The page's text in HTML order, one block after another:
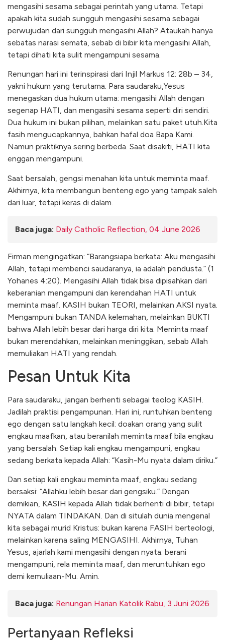
mengasihi sesama sebagai perintah yang utama. Tetapi
apakah kita sudah sungguh mengasihi sesama sebagai
perwujudan dari sungguh mengasihi Allah? Ataukah hanya
sebatas narasi semata, sebab di bibir kita mengasihi Allah,
tetapi dihati kita sulit mengampuni sesama.
Renungan hari ini terinspirasi dari Injil Markus 12: 28b – 34,
yakni hukum yang terutama. Para saudaraku,Yesus
menegaskan dua hukum utama: mengasihi Allah dengan
segenap HATI, dan mengasihi sesama seperti diri sendiri.
Dua hukum ini bukan pilihan, melainkan satu paket utuh.Kita
fasih mengucapkannya, bahkan hafal doa Bapa Kami.
Namun praktiknya sering berbeda. Saat disakiti, HATI kita
enggan mengampuni.
Saat bersalah, gengsi menahan kita untuk meminta maaf.
Akhirnya, kita membangun benteng ego yang tampak saleh
dari luar, tetapi keras di dalam.
Baca juga: Daily Catholic Reflection, 04 June 2026
Firman mengingatkan: “Barangsiapa berkata: Aku mengasihi
Allah, tetapi membenci saudaranya, ia adalah pendusta.” (1
Yohanes 4:20). Mengasihi Allah tidak bisa dipisahkan dari
keberanian mengampuni dan kerendahan HATI untuk
meminta maaf. KASIH bukan TEORI, melainkan AKSI nyata.
Mengampuni bukan TANDA kelemahan, melainkan BUKTI
bahwa Allah lebih besar dari harga diri kita. Meminta maaf
bukan merendahkan, melainkan meninggikan, sebab Allah
memuliakan HATI yang rendah.
Pesan Untuk Kita
Para saudaraku, jangan berhenti sebagai teolog KASIH.
Jadilah praktisi pengampunan. Hari ini, runtuhkan benteng
ego dengan satu langkah kecil: doakan orang yang sulit
engkau maafkan, atau beranilah meminta maaf bila engkau
yang bersalah. Setiap kali engkau mengampuni, engkau
sedang berkata kepada Allah: “Kasih-Mu nyata dalam diriku.”
Dan setiap kali engkau meminta maaf, engkau sedang
bersaksi: “Allahku lebih besar dari gengsiku.” Dengan
demikian, KASIH kepada Allah tidak berhenti di bibir, tetapi
NYATA dalam TINDAKAN. Dan di situlah dunia mengenal
kita sebagai murid Kristus: bukan karena FASIH berteologi,
melainkan karena saling MENGASIHI. Akhirnya, Tuhan
Yesus, ajarlah kami mengasihi dengan nyata: berani
mengampuni, rela meminta maaf, dan meruntuhkan ego
demi kemuliaan-Mu. Amin.
Baca juga: Renungan Harian Katolik Rabu, 3 Juni 2026
Pertanyaan Refleksi